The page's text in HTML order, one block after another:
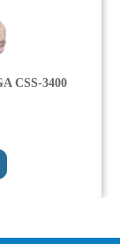
CSS-3400